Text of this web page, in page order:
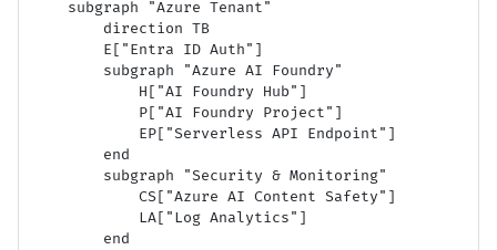
    subgraph "Azure Tenant"
        direction TB
        E["Entra ID Auth"]
        subgraph "Azure AI Foundry"
            H["AI Foundry Hub"]
            P["AI Foundry Project"]
            EP["Serverless API Endpoint"]
        end
        subgraph "Security & Monitoring"
            CS["Azure AI Content Safety"]
            LA["Log Analytics"]
        end